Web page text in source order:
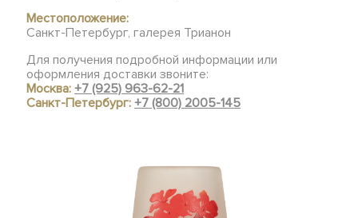
Местоположение:
Санкт-Петербург, галерея Трианон
Для получения подробной информации или
оформления доставки звоните:
Москва:+7 (925) 963-62-21
Санкт-Петербург:+7 (800) 2005-145